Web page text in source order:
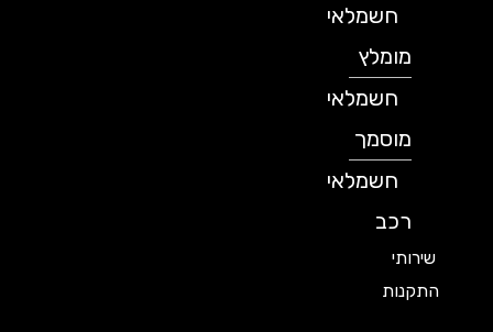
חשמלאי
מומלץ
חשמלאי
מוסמך
חשמלאי
שירותי
התקנות